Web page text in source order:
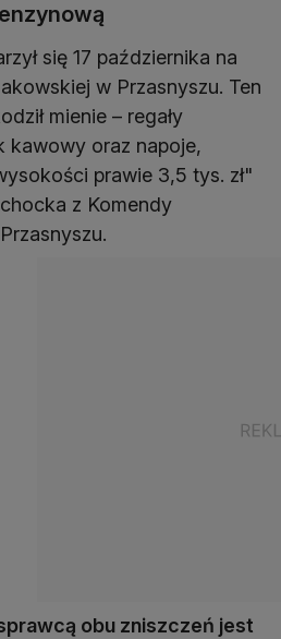
się 17 października na
w Przasnyszu. Ten
mienie – regały
kawowy oraz napoje,
prawie 3,5 tys. zł"
z Komendy
obu zniszczeń jest